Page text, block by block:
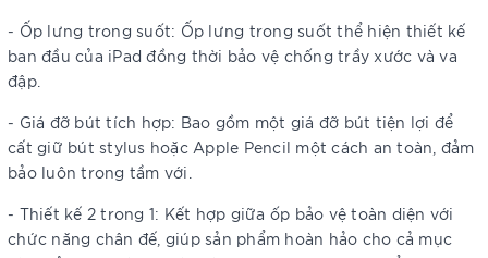
- Ốp lưng trong suốt: Ốp lưng trong suốt thể hiện thiết kế
ban đầu của iPad đồng thời bảo vệ chống trầy xước và va
đập.
- Giá đỡ bút tích hợp: Bao gồm một giá đỡ bút tiện lợi để
cất giữ bút stylus hoặc Apple Pencil một cách an toàn, đảm
bảo luôn trong tầm với.
- Thiết kế 2 trong 1: Kết hợp giữa ốp bảo vệ toàn diện với
chức năng chân đế, giúp sản phẩm hoàn hảo cho cả mục